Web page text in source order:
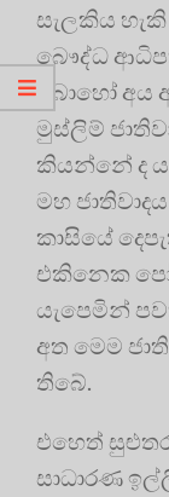
සැලකිය හැකි
බෞද්ධ
බොහෝ අය
මුස්ලිම්
කියන්නේ ද
මහ
කාසියේ
එකිනෙක
යැපෙමින්
අත මෙම
තිබේ.
එහෙත්
සාධාරණ